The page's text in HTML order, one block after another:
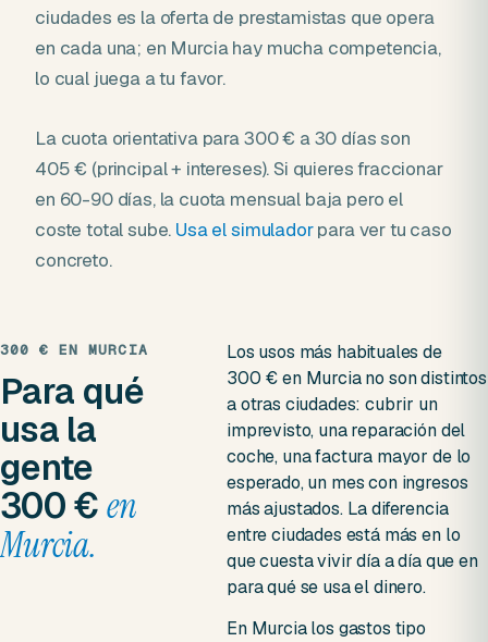
ciudades es la oferta de prestamistas que opera
en cada una; en Murcia hay mucha competencia,
lo cual juega a tu favor.
La cuota orientativa para 300 € a 30 días son
405 € (principal + intereses). Si quieres fraccionar
en 60-90 días, la cuota mensual baja pero el
coste total sube. Usa el simuladorpara ver tu caso
concreto.
300 € EN MURCIA
Para qué
usa la
gente
300 €en
Murcia.
Los usos más habituales de
300 € en Murcia no son distintos
a otras ciudades: cubrir un
imprevisto, una reparación del
coche, una factura mayor de lo
esperado, un mes con ingresos
más ajustados. La diferencia
entre ciudades está más en lo
que cuesta vivir día a día que en
para qué se usa el dinero.
En Murcia los gastos tipo